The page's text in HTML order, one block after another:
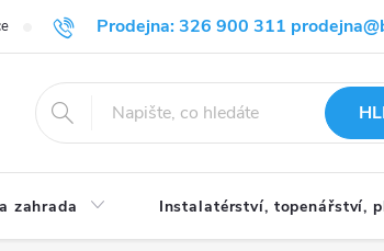
Prodejna: 326 900 311
Blog Obchodní podmínky Ochrana
zahrada Instalatérství, topenářství,